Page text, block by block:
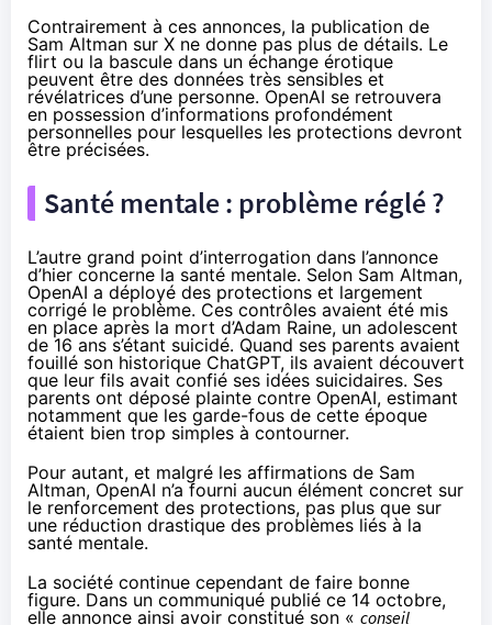
Contrairement à ces annonces, la publication de
Sam Altman sur X ne donne pas plus de détails. Le
flirt ou la bascule dans un échange érotique
peuvent être des données très sensibles et
révélatrices d’une personne. OpenAI se retrouvera
en possession d’informations profondément
personnelles pour lesquelles les protections devront
être précisées.
Santé mentale : problème réglé ?
L’autre grand point d’interrogation dans l’annonce
d’hier concerne la santé mentale. Selon Sam Altman,
OpenAI a déployé des protections et largement
corrigé le problème. Ces contrôles avaient été mis
en place après la mort d’Adam Raine, un adolescent
de 16 ans s’étant suicidé. Quand ses parents avaient
fouillé son historique ChatGPT, ils avaient découvert
que leur fils avait confié ses idées suicidaires. Ses
parents ont déposé plainte contre OpenAI, estimant
notamment que les garde-fous de cette époque
étaient bien trop simples à contourner.
Pour autant, et malgré les affirmations de Sam
Altman, OpenAI n’a fourni aucun élément concret sur
le renforcement des protections, pas plus que sur
une réduction drastique des problèmes liés à la
santé mentale.
La société continue cependant de faire bonne
figure. Dans un communiqué publié ce 14 octobre,
elle annonce ainsi avoir constitué son « conseil